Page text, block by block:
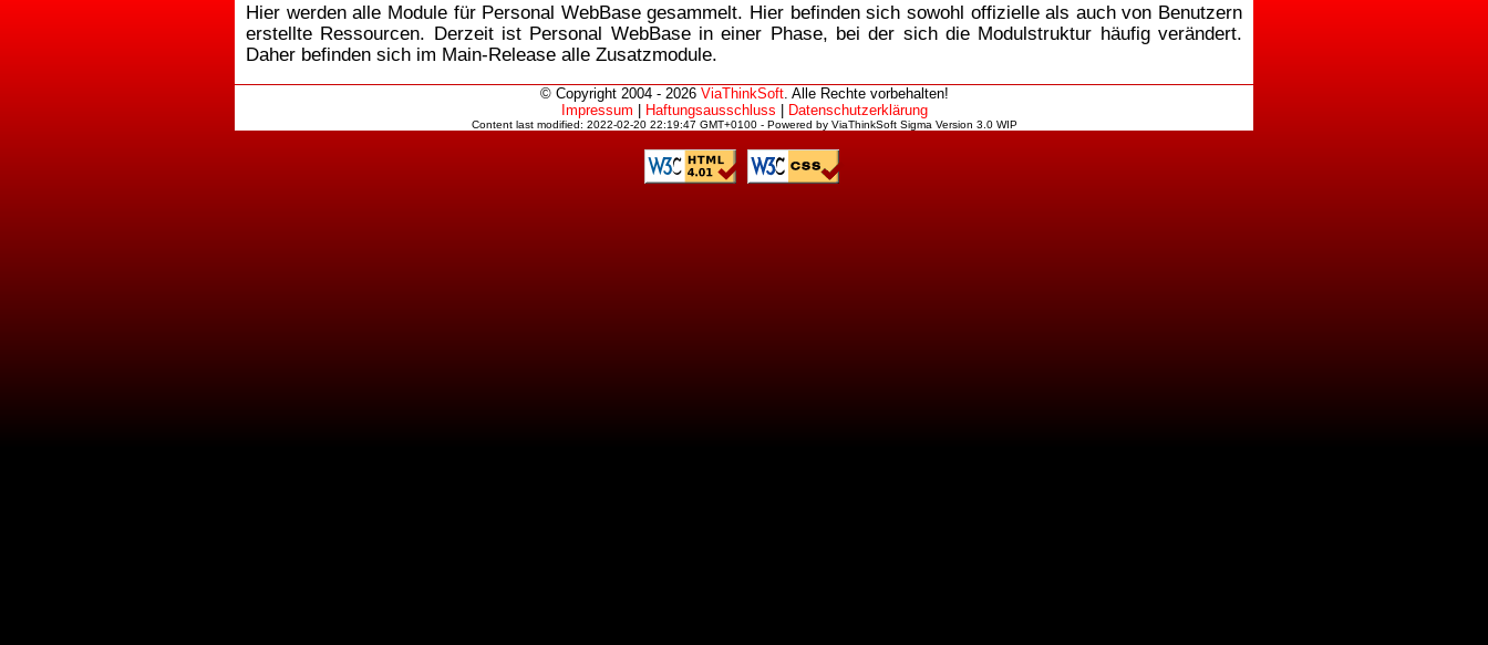
Hier werden alle Module für Personal WebBase gesammelt. Hier befinden sich sowohl offizielle als auch von Benutzern
erstellte Ressourcen. Derzeit ist Personal WebBase in einer Phase, bei der sich die Modulstruktur häufig verändert.
Daher befinden sich im Main-Release alle Zusatzmodule.
© Copyright 2004 - 2026 ViaThinkSoft. Alle Rechte vorbehalten!
Impressum
Haftungsausschluss Datenschutzerklärung
Content last modified: 2022-02-20 22:19:47 GMT+0100 - Powered by ViaThinkSoft Sigma Version 3.0 WIP